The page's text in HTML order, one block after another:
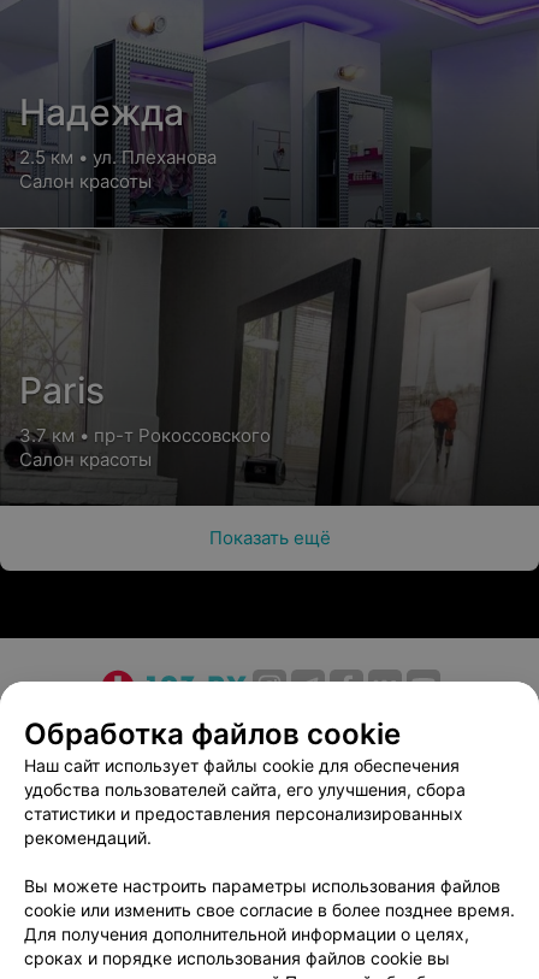
Надежда
2.5 км • ул. Плеханова
Салон красоты
Paris
3.7 км • пр-т Рокоссовского
Салон красоты
Показать ещё
О проекте Новости проекта
Размещение рекламы
Медицинский маркетинг
Публичный договор
Пользовательское соглашение
Способы оплаты
Вакансии
Партнеры
Написать в поддержку
Персональные настройки cookie
Обработка персональных данных
Обработка файлов cookie
Наш сайт использует файлы cookie для обеспечения
удобства пользователей сайта, его улучшения, сбора
статистики и предоставления персонализированных
рекомендаций.
Вы можете настроить параметры использования файлов
cookie или изменить свое согласие в более позднее время.
Для получения дополнительной информации о целях,
сроках и порядке использования файлов cookie вы